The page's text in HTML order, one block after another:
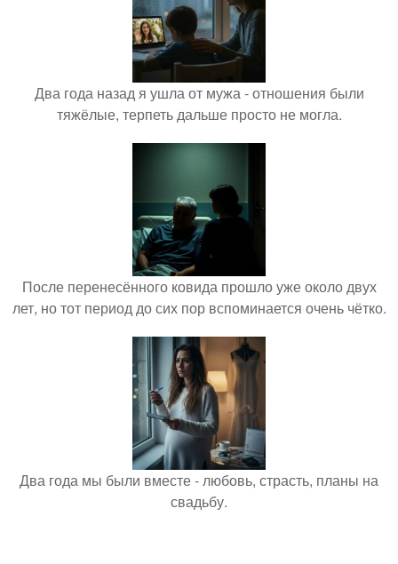
Два года назад я ушла от мужа - отношения были
тяжёлые, терпеть дальше просто не могла.
После перенесённого ковида прошло уже около двух
лет, но тот период до сих пор вспоминается очень чётко.
Два года мы были вместе - любовь, страсть, планы на
свадьбу.